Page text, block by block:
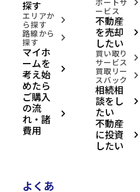
探す
エリアか
ら探す arrow_forward_ios
路線から
探す arrow_forward_ios
マイホ
ームを
考え始
めたら
arrow_forward_ios
ご購入
の流
れ・諸
費用
arrow_forward_ios
ービス
arrow_forward_ios
不動産
を売却
したい
arrow_forward_ios
買い取り
サービス arrow_forward_ios
買取リー
スバック arrow_forward_ios
相続相
談をし
たい
arrow_forward_ios
不動産
に投資
したい
arrow_forward_ios
よくあ